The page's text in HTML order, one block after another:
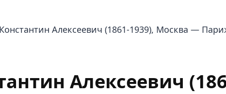
Алексеевич (1861-1939), Москва —
Алексеевич